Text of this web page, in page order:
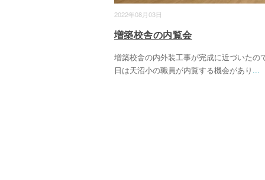
2022年08月03日
増築校舎の内覧会
増築校舎の内外装工事が完成に近づいたの
日は天沼小の職員が内覧する機会があり ...